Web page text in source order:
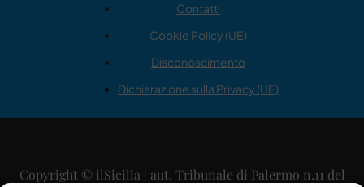
Contatti
Cookie Policy (UE)
Disconoscimento
Dichiarazione sulla Privacy (UE)
Copyright © ilSicilia | aut. Tribunale di Palermo n.11 del